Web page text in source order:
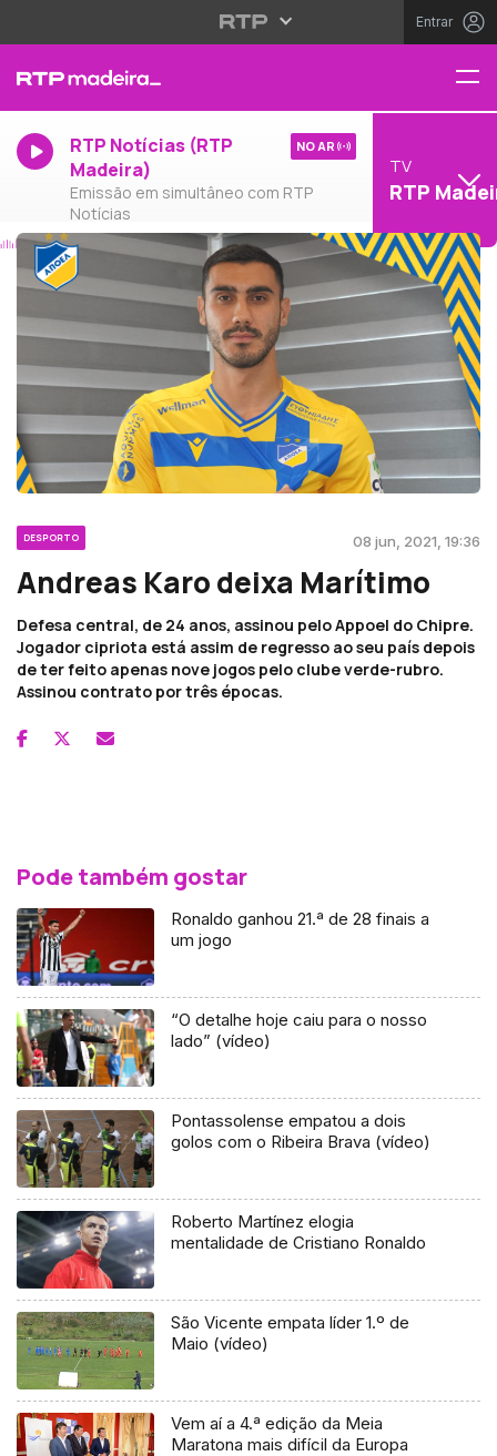
Entrar
RTP Notícias (RTP
Madeira)
Emissão em simultâneo com RTP
Notícias
NO AR
TV
RTP
DESPORTO 08 jun, 2021, 19:36
Andreas Karo deixa Marítimo
Defesa central, de 24 anos, assinou pelo Appoel do Chipre.
Jogador cipriota está assim de regresso ao seu país depois
de ter feito apenas nove jogos pelo clube verde-rubro.
Assinou contrato por três épocas.
Pode também gostar
Ronaldo ganhou 21.ª de 28 finais a
um jogo
“O detalhe hoje caiu para o nosso
lado” (vídeo)
Pontassolense empatou a dois
golos com o Ribeira Brava (vídeo)
Roberto Martínez elogia
mentalidade de Cristiano Ronaldo
São Vicente empata líder 1.º de
Maio (vídeo)
Vem aí a 4.ª edição da Meia
Maratona mais difícil da Europa